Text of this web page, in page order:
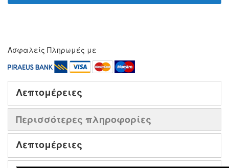
Ασφαλείς Πληρωμές με
Λεπτομέρειες
Περισσότερες πληροφορίες
Λεπτομέρειες